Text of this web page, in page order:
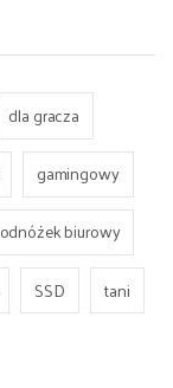
dla gracza
gamingowy
biurowy
SSD
tani